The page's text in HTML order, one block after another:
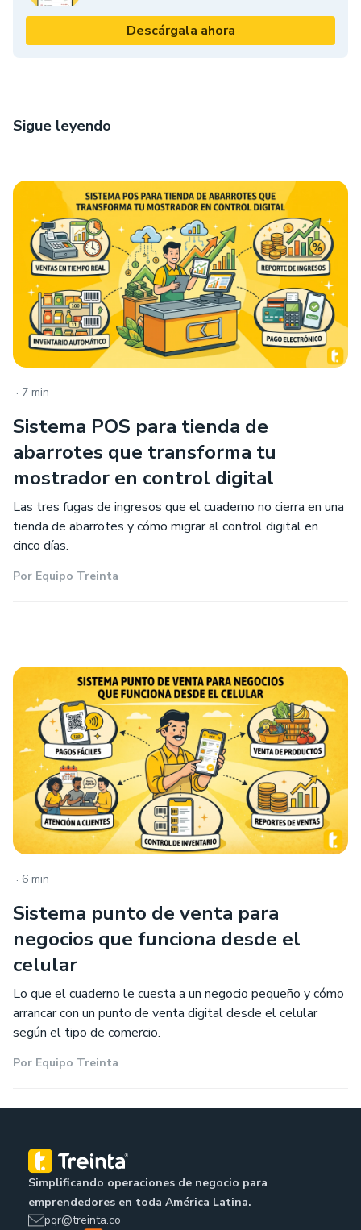
Descárgala ahora
Sigue leyendo
. 7 min
Sistema POS para tienda de
abarrotes que transforma tu
mostrador en control digital
Las tres fugas de ingresos que el cuaderno no cierra en una
tienda de abarrotes y cómo migrar al control digital en
cinco días.
Por Equipo Treinta
. 6 min
Sistema punto de venta para
negocios que funciona desde el
celular
Lo que el cuaderno le cuesta a un negocio pequeño y cómo
arrancar con un punto de venta digital desde el celular
según el tipo de comercio.
Por Equipo Treinta
Simplificando operaciones de negocio para
emprendedores en toda América Latina.
pqr@treinta.co